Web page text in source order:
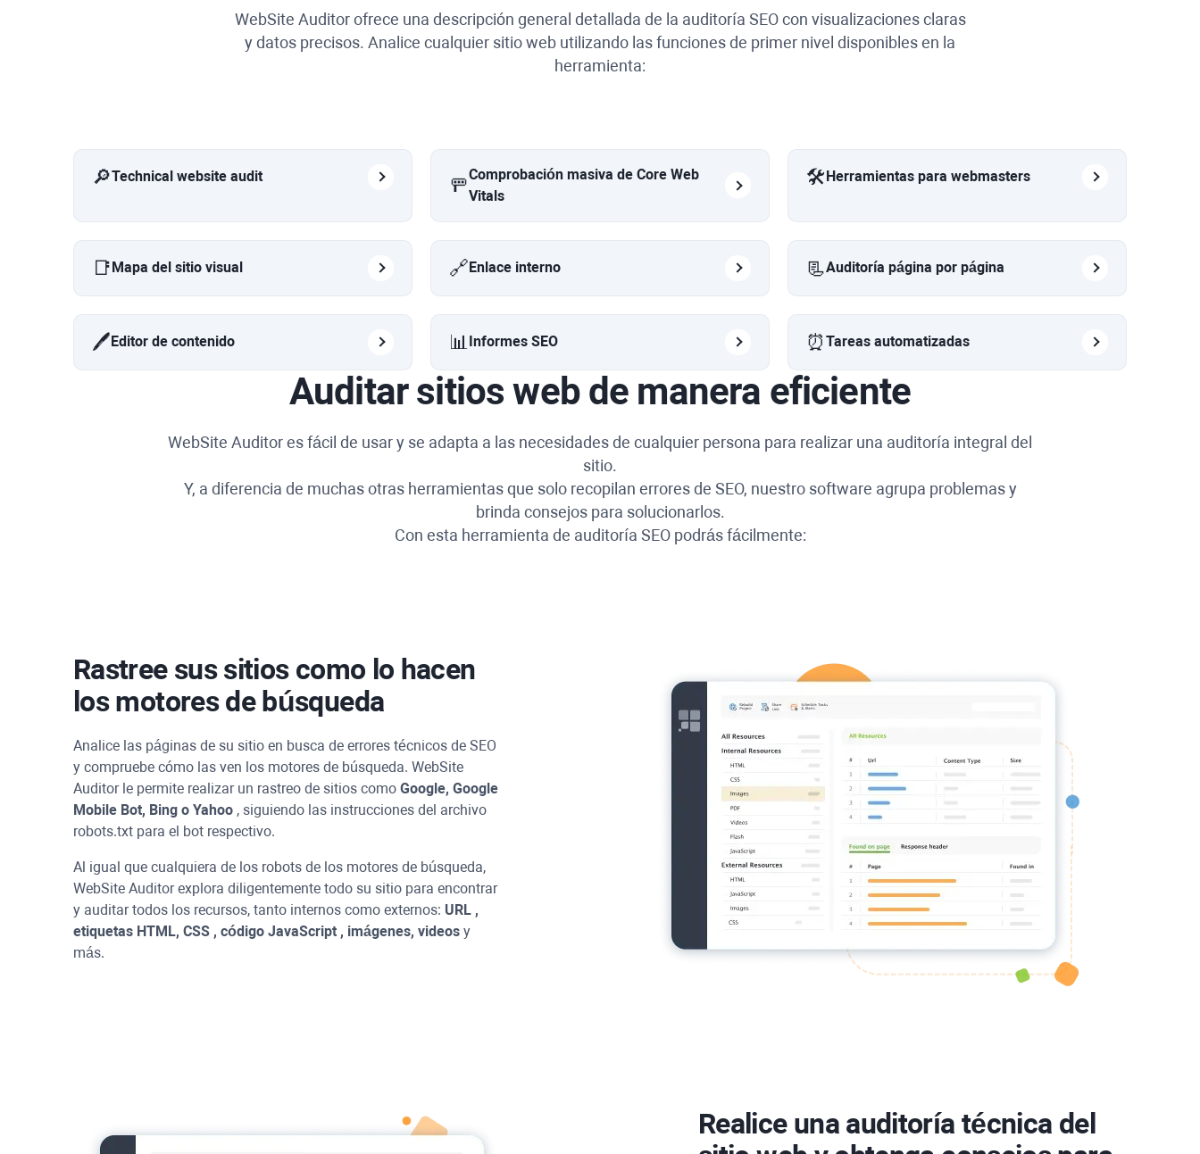
WebSite Auditorofrece una descripción general detallada de la auditoría SEO con visualizaciones claras
y datos precisos. Analice cualquier sitio web utilizando las funciones de primer nivel disponibles en la
herramienta:
🔎Technical website audit 🚥Comprobación masiva de Core Web
Vitals
🛠️ Herramientas para webmasters
📑 Mapa del sitio visual 🔗 Enlace interno 📃Auditoría página por página
🖊️ Editor de contenido 📊 Informes SEO ⏰ Tareas automatizadas
Auditar sitios web de manera eficiente
WebSite Auditores fácil de usar y se adapta a las necesidades de cualquier persona para realizar una auditoría integral del
sitio.
Y, a diferencia de muchas otras herramientas que solo recopilan errores de SEO, nuestro software agrupa problemas y
brinda consejos para solucionarlos.
Con esta herramienta de auditoría SEO podrás fácilmente:
Rastree sus sitios como lo hacen
los motores de búsqueda
Analice las páginas de su sitio en busca de errores técnicos de SEO
y compruebe cómo las ven los motores de búsqueda. WebSite
Auditorle permite realizar un rastreo de sitios como Google, Google
Mobile Bot, Bing o Yahoo , siguiendo las instrucciones del archivo
robots.txt para el bot respectivo.
Al igual que cualquiera de los robots de los motores de búsqueda,
WebSite Auditorexplora diligentemente todo su sitio para encontrar
y auditar todos los recursos, tanto internos como externos: URL ,
etiquetas HTML, CSS , código JavaScript , imágenes, videos y
más.
Realice una auditoría técnica del